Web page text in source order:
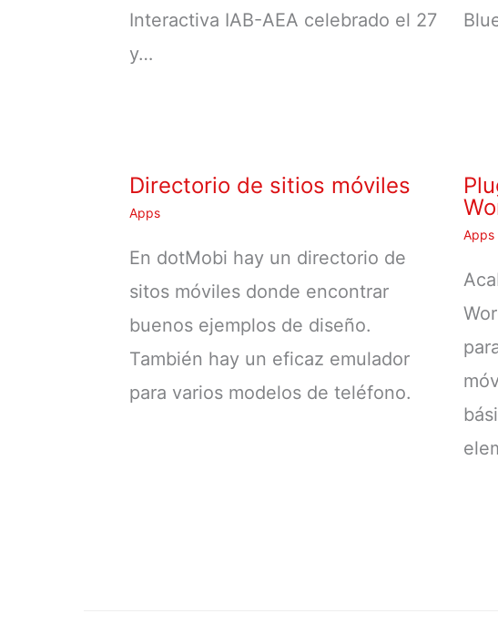
Interactiva IAB-AEA celebrado el 27
y…
Directorio de sitios móviles
Apps
En dotMobi hay un directorio de
sitos móviles donde encontrar
buenos ejemplos de diseño.
También hay un eficaz emulador
para varios modelos de teléfono.
Apps